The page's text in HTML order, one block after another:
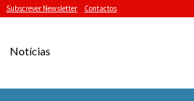
Subscrever Newsletter Contactos
Notícias